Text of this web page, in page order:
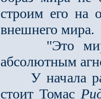
строим его на
внешнего мира.
"Это
абсолютным
У начала
стоит Томас